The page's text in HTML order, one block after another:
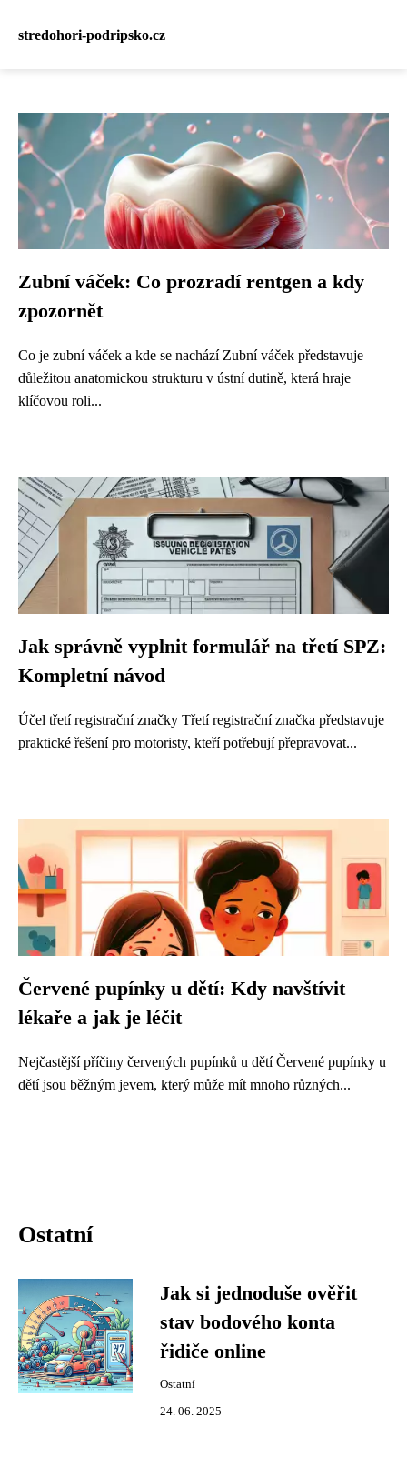
stredohori-podripsko.cz
Zubní váček: Co prozradí rentgen a kdy
zpozornět
Co je zubní váček a kde se nachází Zubní váček představuje
důležitou anatomickou strukturu v ústní dutině, která hraje
klíčovou roli...
Jak správně vyplnit formulář na třetí SPZ:
Kompletní návod
Účel třetí registrační značky Třetí registrační značka představuje
praktické řešení pro motoristy, kteří potřebují přepravovat...
Červené pupínky u dětí: Kdy navštívit
lékaře a jak je léčit
Nejčastější příčiny červených pupínků u dětí Červené pupínky u
dětí jsou běžným jevem, který může mít mnoho různých...
Ostatní
Jak si jednoduše ověřit
stav bodového konta
řidiče online
Ostatní
24. 06. 2025